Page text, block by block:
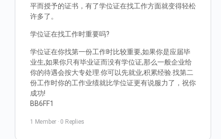
平而授予的证书，有了学位证在找工作方面就变得轻松
许多了。
学位证在找工作时重要吗?
学位证在你找第一份工作时比较重要,如果你是应届毕
业生,如果你只有毕业证而没有学位证,那么一般企业给
你的待遇会按大专处理.你可以先就业,积累经验.找第二
份工作时你的工作业绩就比学位证更有说服力了，祝你
成功!
BB6FF1
1 Member · 0 Replies